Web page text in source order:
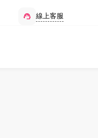
線上客服